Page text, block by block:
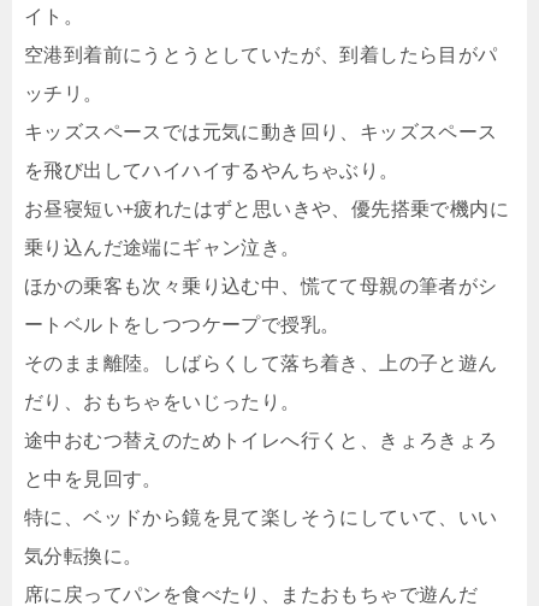
イト。
空港到着前にうとうとしていたが、到着したら目がパ
ッチリ。
キッズスペースでは元気に動き回り、キッズスペース
を飛び出してハイハイするやんちゃぶり。
お昼寝短い+疲れたはずと思いきや、優先搭乗で機内に
乗り込んだ途端にギャン泣き。
ほかの乗客も次々乗り込む中、慌てて母親の筆者がシ
ートベルトをしつつケープで授乳。
そのまま離陸。しばらくして落ち着き、上の子と遊ん
だり、おもちゃをいじったり。
途中おむつ替えのためトイレへ行くと、きょろきょろ
と中を見回す。
特に、ベッドから鏡を見て楽しそうにしていて、いい
気分転換に。
席に戻ってパンを食べたり、またおもちゃで遊んだ